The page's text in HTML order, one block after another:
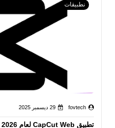
نطبيقات
fovtech 29 ديسمبر 2025